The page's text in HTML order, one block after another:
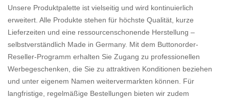
Unsere Produktpalette ist vielseitig und wird kontinuierlich
erweitert. Alle Produkte stehen für höchste Qualität, kurze
Lieferzeiten und eine ressourcenschonende Herstellung –
selbstverständlich Made in Germany. Mit dem Buttonorder-
Reseller-Programm erhalten Sie Zugang zu professionellen
Werbegeschenken, die Sie zu attraktiven Konditionen beziehen
und unter eigenem Namen weitervermarkten können. Für
langfristige, regelmäßige Bestellungen bieten wir zudem